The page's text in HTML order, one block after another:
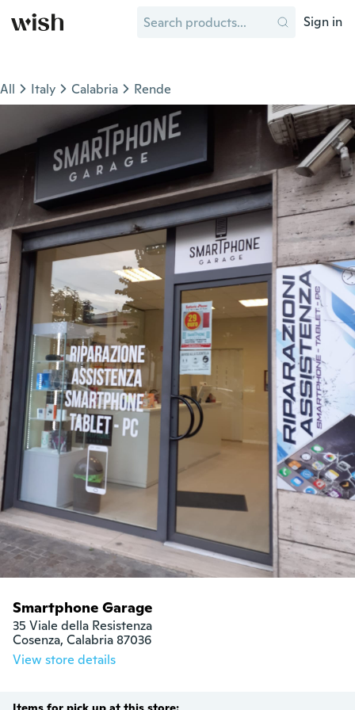
Sign in
All Italy Calabria Rende
Smartphone Garage
35 Viale della Resistenza
Cosenza, Calabria 87036
View store details